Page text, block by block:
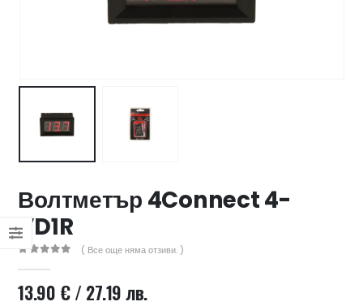
Волтметър 4Connect 4-
VD1R
( Все още няма отзиви. )
13.90 €/ 27.19 лв.